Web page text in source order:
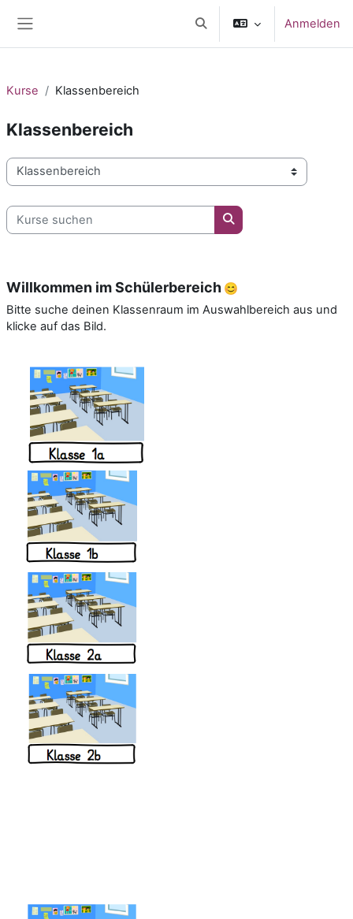
Sucheingabe umschalten
Anmelden
Kurse Klassenbereich
Klassenbereich
Kursbereiche
Kurse suchen
Kurse suchen
Willkommen im Schülerbereich
Bitte suche deinen Klassenraum im Auswahlbereich aus und
klicke auf das Bild.